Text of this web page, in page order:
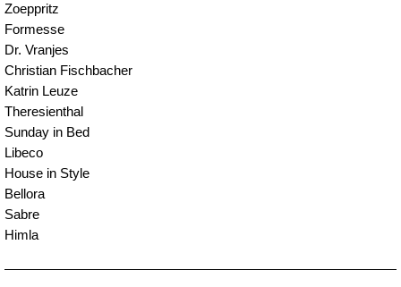
Zoeppritz
Formesse
Dr. Vranjes
Christian Fischbacher
Katrin Leuze
Theresienthal
Sunday in Bed
Libeco
House in Style
Bellora
Sabre
Himla